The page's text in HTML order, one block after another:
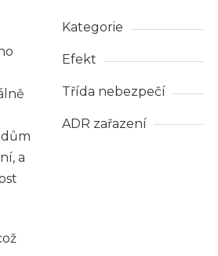
a
Kategorie
Efekt
Třída nebezpečí
ADR zařazení